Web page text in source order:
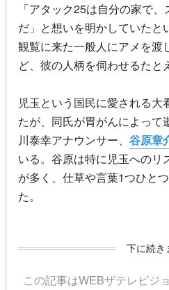
「アタック25は自分の家で
だ」と想いを明かしていたと
観覧に来た一般人にアメを渡
ど、彼の人柄を伺わせるたと
児玉という国民に愛される大
たが、同氏が胃がんによって
川泰幸アナウンサー、 谷原章
いる。谷原は特に児玉へのリ
が多く、仕草や言葉1つひと
た。
下に続き
この記事はWEBザテレビジ